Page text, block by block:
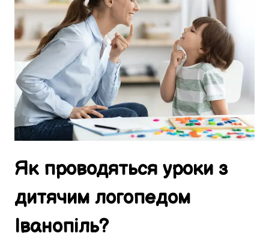
Як проводяться уроки з
дитячим логопедом
Іванопіль?